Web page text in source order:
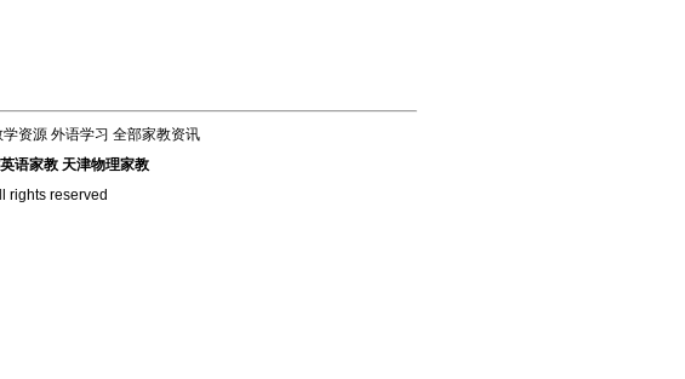
学资源 外语学习 全部家教资讯
语家教 天津物理家教
rights reserved